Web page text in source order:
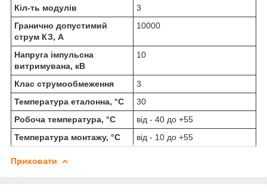
Кіл-ть модулів
3
Гранично допустимий
струм КЗ, А
10000
Напруга імпульсна
витримувана, кВ
10
Клас струмообмеження
3
Температура еталонна, °C
30
Робоча температура, °C
від - 40 до +55
Температура монтажу, °C
від - 10 до +55
Приховати